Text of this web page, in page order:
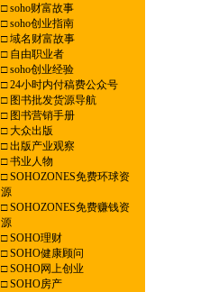
□soho财富故事
□soho创业指南
□域名财富故事
□自由职业者
□soho创业经验
□24小时内付稿费公众号
□图书批发货源导航
□图书营销手册
□大众出版
□出版产业观察
□书业人物
□SOHOZONES免费环球资
源
□SOHOZONES免费赚钱资
源
□SOHO理财
□SOHO健康顾问
□SOHO网上创业
□SOHO房产